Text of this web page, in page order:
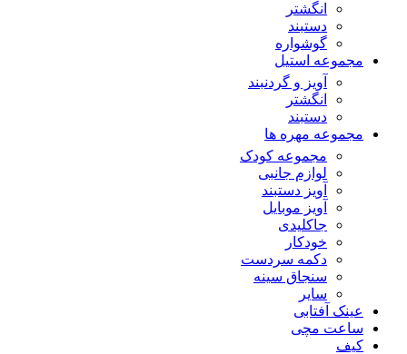
انگشتر
دستبند
گوشواره
مجموعه استیل
آویز و گردنبند
انگشتر
دستبند
مجموعه مهره ها
مجموعه کودک
لوازم جانبی
آویز دستبند
آویز موبایل
جاکلیدی
خودکار
دکمه سردست
سنجاق سینه
سایر
عینک آفتابی
ساعت مچی
کیف